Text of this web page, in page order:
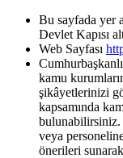
Bu sayfada yer
Devlet Kapısı
Web Sayfası
kamu
şikâyetlerinizi
kapsamında
bulunabilirsiniz.
veya
önerileri